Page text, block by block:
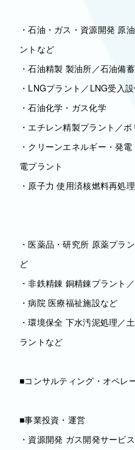
・石油・ガス・資源開発 原
ントなど
・石油精製 製油所／石油備
・LNGプラント／LNG受入
・石油化学・ガス化学
・エチレン精製プラント／
・クリーンエネルギー・発
電プラント
・原子力 使用済核燃料再処
・医薬品・研究所 原薬プラ
ど
・非鉄精錬 銅精錬プラント
・病院 医療福祉施設など
・環境保全 下水汚泥処理／
ラントなど
■コンサルティング・オペレ
■事業投資・運営
・資源開発 ガス開発サービ